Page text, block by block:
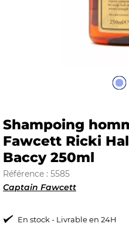
Shampoing
Fawcett Ricki
Baccy 250ml
Référence : 5585
Captain Fawcett
En stock - Livrable en 24H